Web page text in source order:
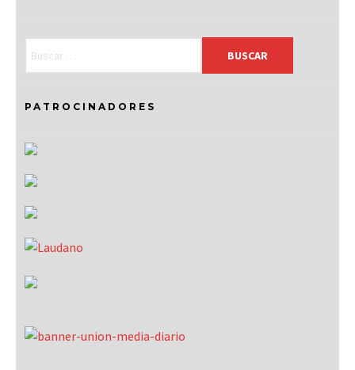
PATROCINADORES